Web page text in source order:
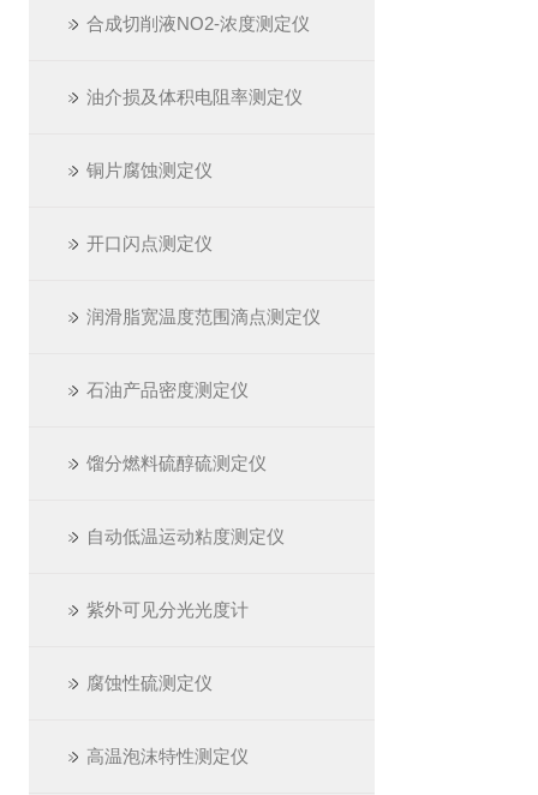
合成切削液NO2-浓度测定仪
油介损及体积电阻率测定仪
铜片腐蚀测定仪
开口闪点测定仪
润滑脂宽温度范围滴点测定仪
石油产品密度测定仪
馏分燃料硫醇硫测定仪
自动低温运动粘度测定仪
紫外可见分光光度计
腐蚀性硫测定仪
高温泡沫特性测定仪